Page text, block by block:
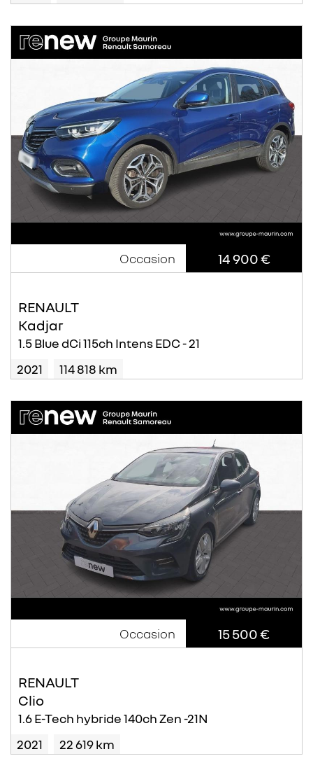
Occasion 14 900 €
RENAULT
Kadjar
1.5 Blue dCi 115ch Intens EDC - 21
2021
114 818 km
Occasion 15 500 €
RENAULT
Clio
1.6 E-Tech hybride 140ch Zen -21N
2021
22 619 km